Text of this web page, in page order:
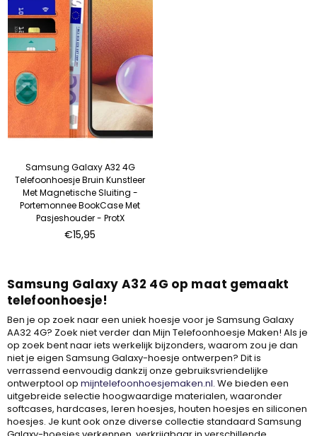
Samsung Galaxy A32 4G
Telefoonhoesje Bruin Kunstleer
Met Magnetische Sluiting -
Portemonnee BookCase Met
Pasjeshouder - ProtX
Normale
€15,95
Samsung Galaxy A32 4G op maat gemaakt
telefoonhoesje!
Ben je op zoek naar een uniek hoesje voor je Samsung Galaxy
AA32 4G? Zoek niet verder dan Mijn Telefoonhoesje Maken! Als je
op zoek bent naar iets werkelijk bijzonders, waarom zou je dan
niet je eigen Samsung Galaxy-hoesje ontwerpen? Dit is
verrassend eenvoudig dankzij onze gebruiksvriendelijke
ontwerptool op mijntelefoonhoesjemaken.nl. We bieden een
uitgebreide selectie hoogwaardige materialen, waaronder
softcases, hardcases, leren hoesjes, houten hoesjes en siliconen
hoesjes. Je kunt ook onze diverse collectie standaard Samsung